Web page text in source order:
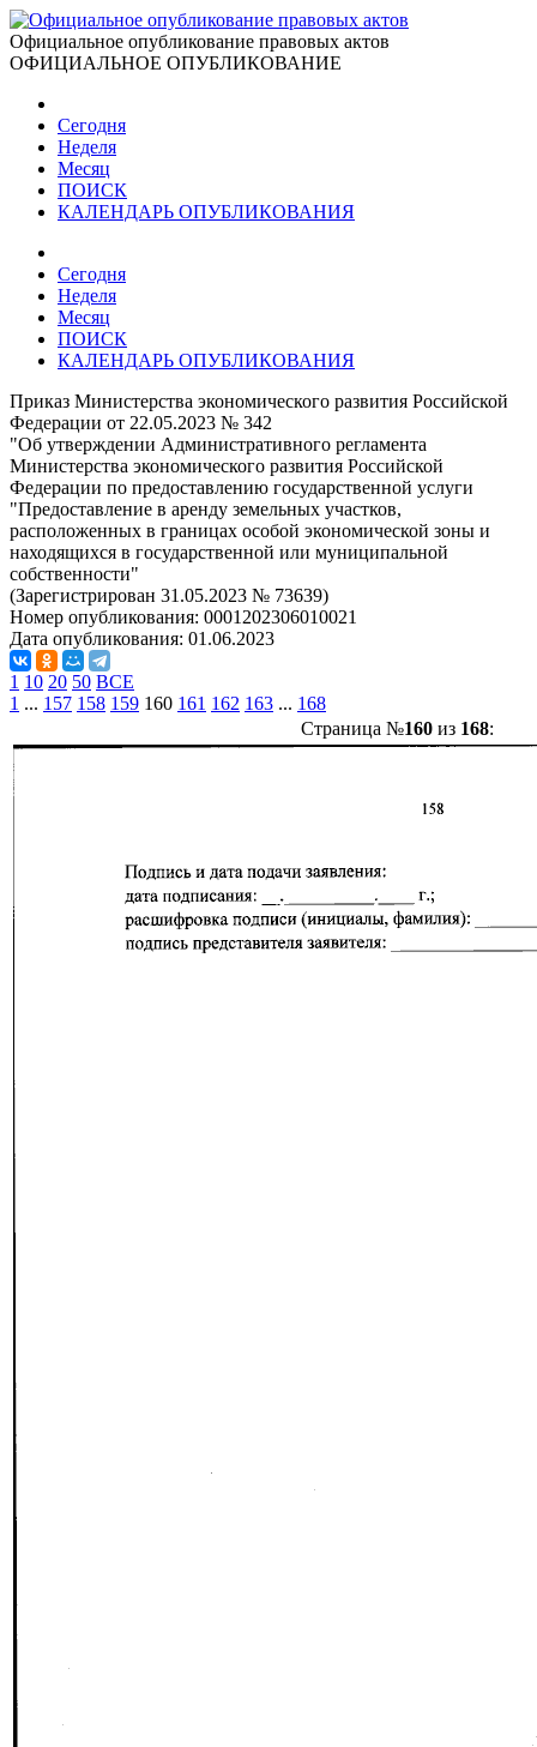
Официальное опубликование правовых актов
ОФИЦИАЛЬНОЕ ОПУБЛИКОВАНИЕ
Сегодня
Неделя
Месяц
ПОИСК
КАЛЕНДАРЬ ОПУБЛИКОВАНИЯ
Сегодня
Неделя
Месяц
ПОИСК
КАЛЕНДАРЬ ОПУБЛИКОВАНИЯ
Приказ Министерства экономического развития Российской
Федерации от 22.05.2023 № 342
"Об утверждении Административного регламента
Министерства экономического развития Российской
Федерации по предоставлению государственной услуги
"Предоставление в аренду земельных участков,
расположенных в границах особой экономической зоны и
находящихся в государственной или муниципальной
собственности"
(Зарегистрирован 31.05.2023 № 73639)
Номер опубликования: 0001202306010021
Дата опубликования: 01.06.2023
1 10 20 50 ВСЕ
1 ... 157 158 159 160 161 162 163 ... 168
Страница №160из 168: